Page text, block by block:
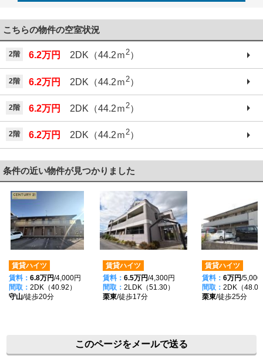
こちらの物件の空室状況
2階 6.2万円 2DK（44.2ｍ2）
2階 6.2万円 2DK（44.2ｍ 2）
2階 6.2万円 2DK（44.2ｍ 2）
2階 6.2万円 2DK（44.2ｍ2）
条件の近い物件が見つかりました
賃貸ハイツ
賃料： 6.8万円/4,000円
間取： 2DK（40.92）
守山/徒歩20分
賃貸ハイツ
賃料： 6.5万円/4,300円
間取： 2LDK（51.30）
栗東/徒歩17分
賃貸ハイツ
賃料： 6万円/5,000
間取： 2DK（
栗東/徒歩25分
このページをメールで送る